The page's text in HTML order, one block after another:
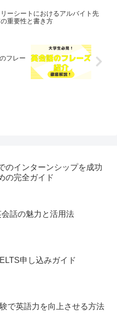
ーシートにおけるアルバイト先
重要性と書き方
フレー
のインターンシップを成功
の完全ガイド
会話の魅力と活用法
申し込みガイド
で英語力を向上させる方法